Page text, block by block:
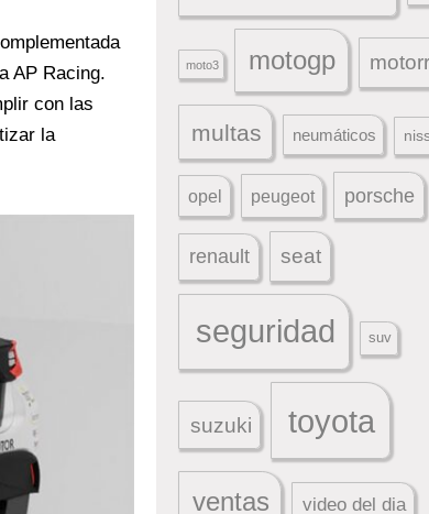
AP Racing.
con las
la
moto3 motogp
multas neumáticos
opel peugeot porsche
renault seat
seguridad suv
suzuki toyota
ventas video del dia